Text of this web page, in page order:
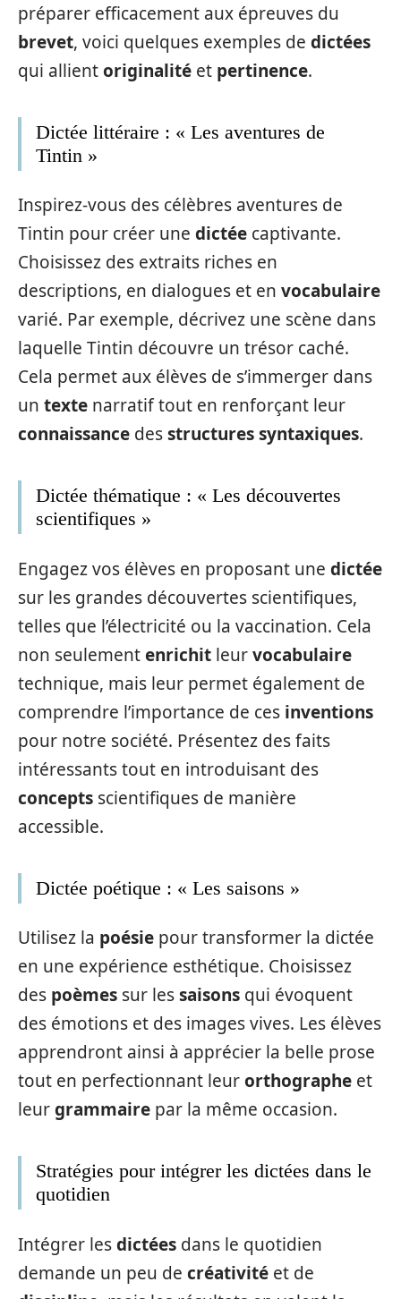
préparer efficacement aux épreuves du
brevet, voici quelques exemples de dictées
qui allientoriginalité et pertinence.
Dictée littéraire : « Les aventures de
Tintin »
Inspirez-vous des célèbres aventures de
Tintin pour créer une dictée captivante.
Choisissez des extraits riches en
descriptions, en dialogues et en vocabulaire
varié. Par exemple, décrivez une scène dans
laquelle Tintin découvre un trésor caché.
Cela permet aux élèves de s’immerger dans
un texte narratif tout en renforçant leur
connaissance desstructuressyntaxiques.
Dictée thématique : « Les découvertes
scientifiques »
Engagez vos élèves en proposant une dictée
sur les grandes découvertes scientifiques,
telles que l’électricité ou la vaccination. Cela
non seulementenrichit leurvocabulaire
technique, mais leur permet également de
comprendre l’importance de ces inventions
pour notre société. Présentez des faits
intéressants tout en introduisant des
concepts scientifiques de manière
accessible.
Dictée poétique : « Les saisons »
Utilisez la poésie pour transformer la dictée
en une expérience esthétique. Choisissez
des poèmes sur lessaisons qui évoquent
des émotions et des images vives. Les élèves
apprendront ainsi à apprécier la belle prose
tout en perfectionnant leurorthographe et
leurgrammaire par la même occasion.
Stratégies pour intégrer les dictées dans le
quotidien
Intégrer lesdictées dans le quotidien
demande un peu de créativité et de